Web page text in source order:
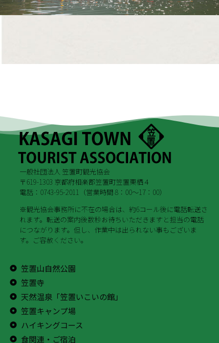
一般社団法人 笠置町観光協会
〒619-1303 京都府相楽郡笠置町笠置栗栖４
電話：0743-95-2011（営業時間 8：00～17：00）
※観光協会事務所に不在の場合は、約6コール後に電話転送さ
れます。転送の案内後数秒お待ちいただきますと担当の電話
につながります。但し、作業中は出られない事もございま
す。ご容赦ください。
笠置山自然公園
笠置寺
天然温泉「笠置いこいの館」
笠置キャンプ場
ハイキングコース
食関連・ご宿泊